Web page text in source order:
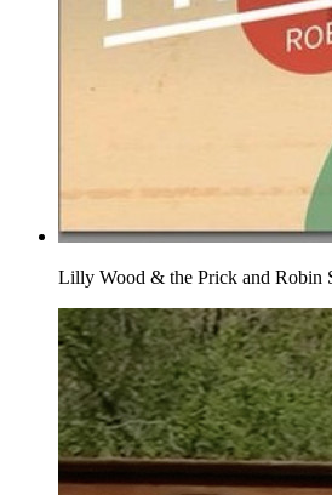
Lilly Wood & the Prick and Robin